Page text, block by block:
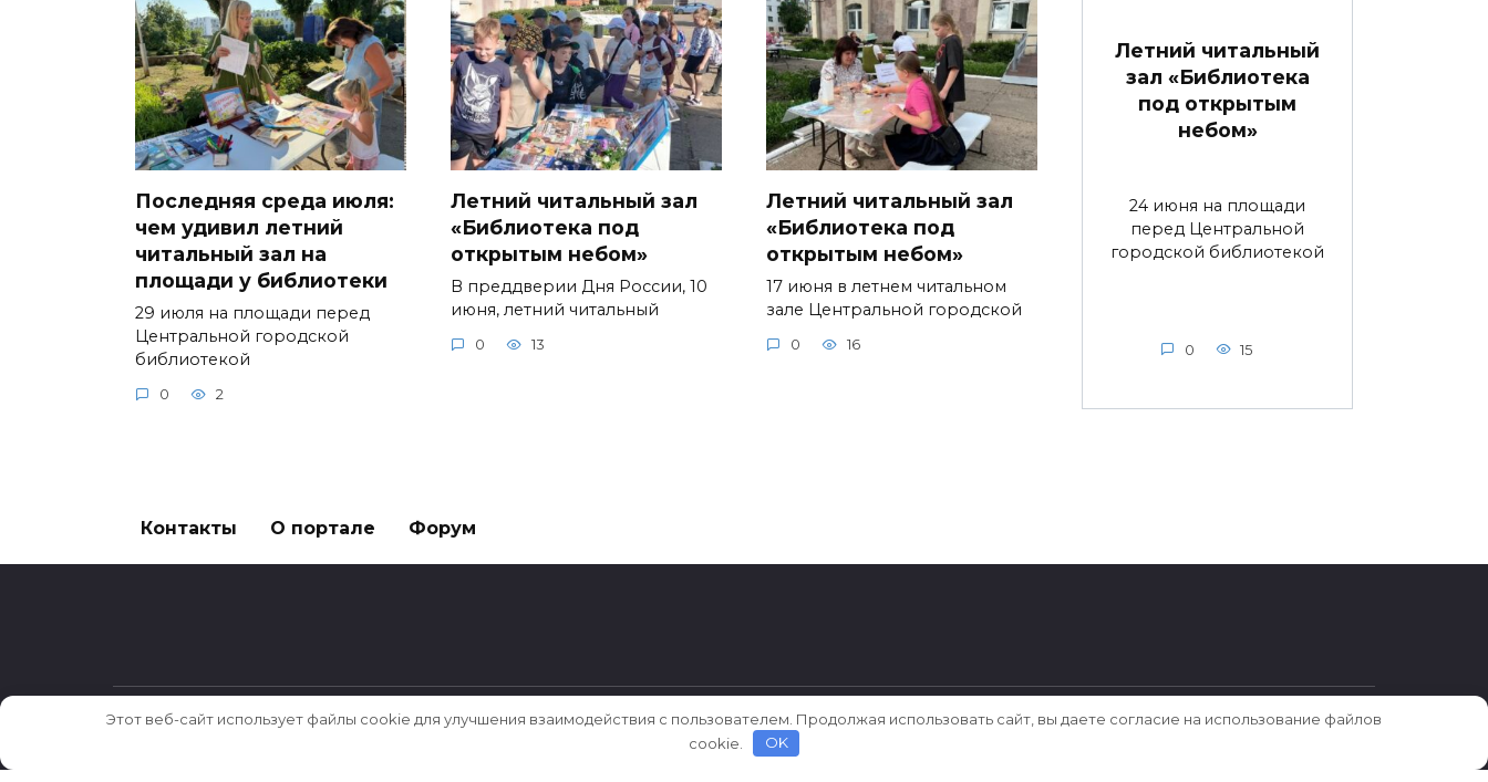
Последняя среда июля:
чем удивил летний
читальный зал на
площади у библиотеки
29 июля на площади перед
Центральной городской
библиотекой
0 2
Летний читальный зал
«Библиотека под
открытым небом»
В преддверии Дня России, 10
июня, летний читальный
0 13
Летний читальный зал
«Библиотека под
открытым небом»
17 июня в летнем читальном
зале Центральной городской
0 16
Летний читальный
зал «Библиотека
под открытым
небом»
24 июня на площади
перед Центральной
городской библиотекой
0 15
Контакты О портале Форум
Этот веб-сайт использует файлы cookie для улучшения взаимодействия с пользователем. Продолжая использовать сайт, вы даете согласие на использование файлов
cookie.
OK